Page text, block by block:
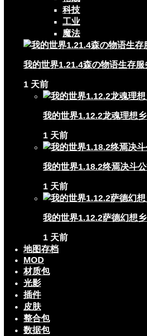
科技
工业
魔法
我的世界1.21.4森の物语生存服
1 天前
我的世界1.12.2龙魂理想
1 天前
我的世界1.18.2终焉决斗
1 天前
我的世界1.12.2萨德幻想
1 天前
地图存档
MOD
材质包
光影
插件
皮肤
整合包
数据包